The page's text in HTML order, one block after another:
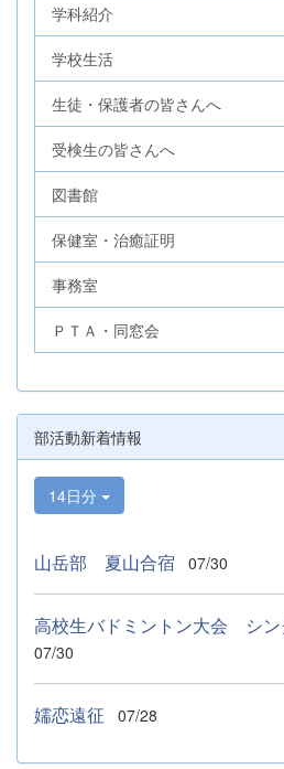
学科紹介
学校生活
生徒・保護者の皆さんへ
受検生の皆さんへ
図書館
保健室・治癒証明
事務室
ＰＴＡ・同窓会
部活動新着情報
14日分
山岳部 夏山合宿 07/30
高校生バドミントン大会 シ
07/30
嬬恋遠征 07/28